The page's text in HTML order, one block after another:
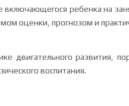
включающегося ребенка на
оценки, прогнозом и
двигательного развития,
воспитания.